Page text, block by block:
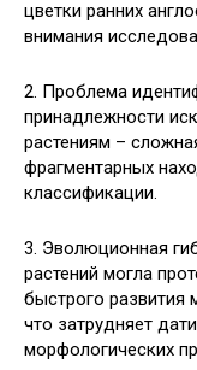
цветки ранних
внимания
2. Проблема
принадлежности
растениям –
фрагментарных
классификации.
3. Эволюционная
растений могла
быстрого развития
что затрудняет
морфологических